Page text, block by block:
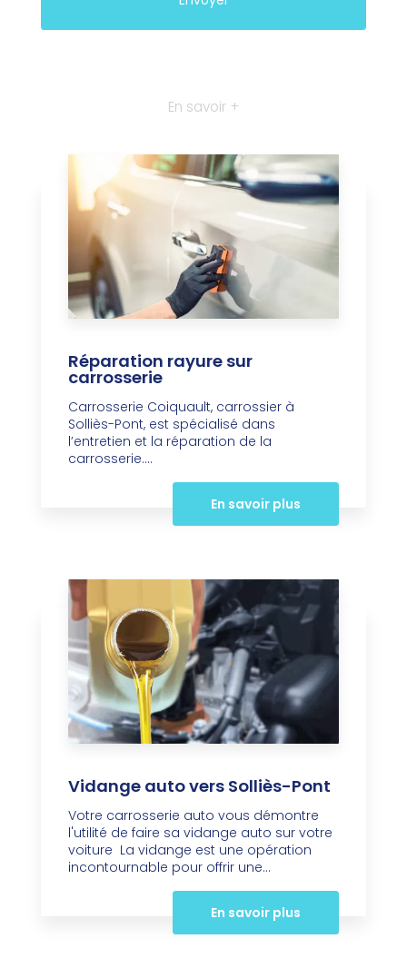
En savoir +
Réparation rayure sur
carrosserie
Carrosserie Coiquault, carrossier à
Solliès-Pont, est spécialisé dans
l’entretien et la réparation de la
carrosserie....
En savoir plus
Vidange auto vers Solliès-Pont
Votre carrosserie auto vous démontre
l'utilité de faire sa vidange auto sur votre
voiture La vidange est une opération
incontournable pour offrir une...
En savoir plus